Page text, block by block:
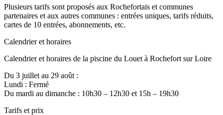
Plusieurs tarifs sont proposés aux Rochefortais et communes
partenaires et aux autres communes : entrées uniques, tarifs réduits,
cartes de 10 entrées, abonnements, etc.
Calendrier et horaires
Calendrier et horaires de la piscine du Louet à Rochefort sur Loire
Du 3 juillet au 29 août :
Lundi : Fermé
Du mardi au dimanche : 10h30 – 12h30 et 15h – 19h30
Tarifs et prix